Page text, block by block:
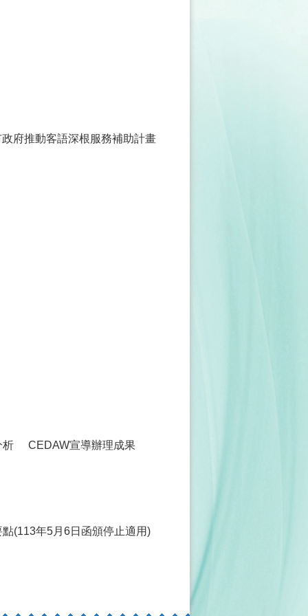
府推動客語深根服務補助計畫
析 CEDAW宣導辦理成果
(113年5月6日函頒停止適用)